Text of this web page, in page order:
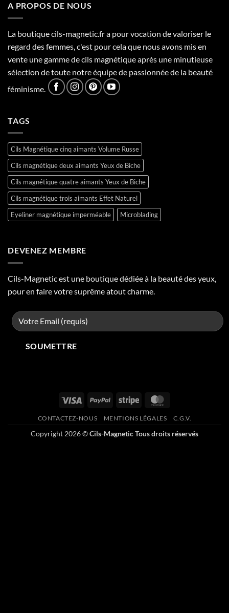
A PROPOS DE NOUS
La boutique cils-magnetic.fr a pour vocation de valoriser le
regard des femmes, c'est pour cela que nous avons mis en
vente une gamme de cils magnétique après une minutieuse
sélection de toute notre équipe de passionnée de la beauté
féminisme.
TAGS
Cils Magnétique cinq aimants Volume Russe
Cils magnétique deux aimants Yeux de Biche
Cils magnétique quatre aimants Yeux de Biche
Cils magnétique trois aimants Effet Naturel
Eyeliner magnétique imperméable
Microblading
DEVENEZ MEMBRE
Cils-Magnetic est une boutique dédiée à la beauté des yeux,
pour en faire votre suprême atout charme.
Visa PayPal Stripe
CONTACTEZ-NOUS MENTIONS LÉGALES C.G.V.
Copyright 2026 ©Cils-Magnetic Tous droits réservés